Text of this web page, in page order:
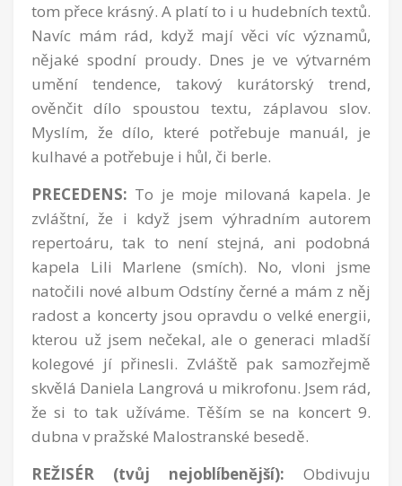
tom přece krásný. A platí to i u hudebních textů.
Navíc mám rád, když mají věci víc významů,
nějaké spodní proudy. Dnes je ve výtvarném
umění tendence, takový kurátorský trend,
ověnčit dílo spoustou textu, záplavou slov.
Myslím, že dílo, které potřebuje manuál, je
kulhavé a potřebuje i hůl, či berle.
PRECEDENS: To je moje milovaná kapela. Je
zvláštní, že i když jsem výhradním autorem
repertoáru, tak to není stejná, ani podobná
kapela Lili Marlene (smích). No, vloni jsme
natočili nové album Odstíny černé a mám z něj
radost a koncerty jsou opravdu o velké energii,
kterou už jsem nečekal, ale o generaci mladší
kolegové jí přinesli. Zvláště pak samozřejmě
skvělá Daniela Langrová u mikrofonu. Jsem rád,
že si to tak užíváme. Těším se na koncert 9.
dubna v pražské Malostranské besedě.
REŽISÉR (tvůj nejoblíbenější):
Obdivuju